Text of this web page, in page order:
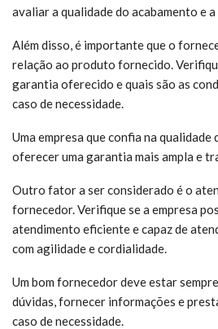
avaliar a qualidade do acabamento e
Além disso, é importante que o
relação ao produto fornecido.
garantia oferecido e quais são as
caso de necessidade.
Uma empresa que confia na
oferecer uma garantia mais ampla e
Outro fator a ser considerado é o
fornecedor. Verifique se a empresa
atendimento eficiente e capaz de
com agilidade e cordialidade.
Um bom fornecedor deve estar
dúvidas, fornecer informações e
caso de necessidade.